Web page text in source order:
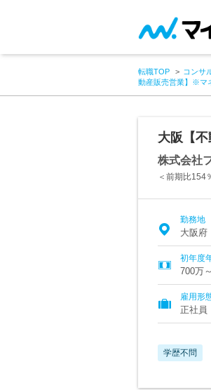
転職TOP コンサ
動産販売営業】※マ
大阪【
株式会社
＜前期比154
勤務地
大阪府
初年度
700万
雇用形
正社員
学歴不問